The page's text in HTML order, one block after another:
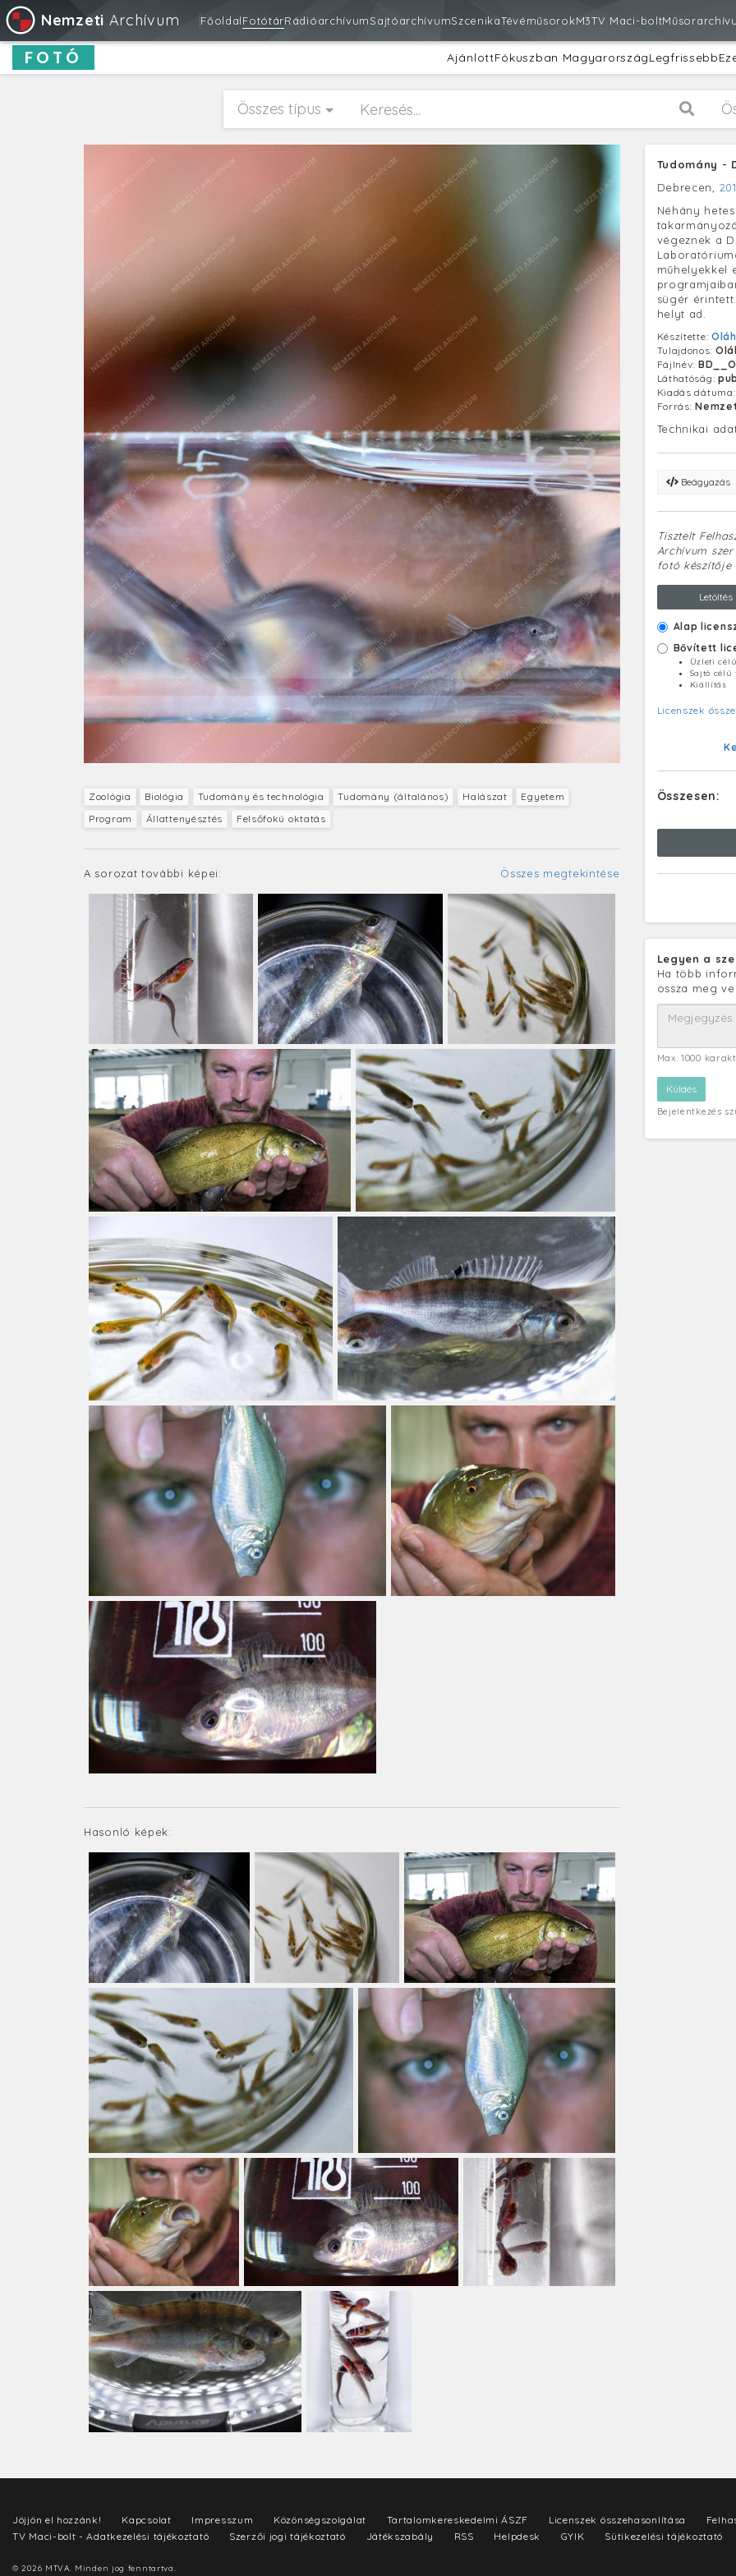
Nemzeti Archívum FőoldalFotótárRádióarchívumSajtóarchívumSzcenikaTévéműsorokM3TV Maci-bolt
FOTÓ AjánlottFókuszban MagyarországLegfrissebb
Összes típus
Zoológia Biológia Tudomány és technológia Tudomány (általános) Halászat
Egyetem
Program
Állattenyésztés Felsőfokú oktatás
A sorozat további képei: Összes megtekintése
Hasonló képek:
Tudomány -
Debrecen,
Néhány
végeznek a
műhelyekkel
sügér
helyt ad.
Készítette:
Tulajdonos:
Fájlnév:
Láthatóság:
Kiadás dátuma:
Forrás:
Technikai
Beágyazás
Tisztelt
Archívum
fotó készítője
Letöltés
Alap
Bővített
Üzleti
Sajtó
Kiállítás
Licenszek
Összesen:
Legyen a
Ha több
ossza meg
Max. 1000
Bejelentkezés
Jöjjön el hozzánk! Kapcsolat Impresszum Közönségszolgálat Tartalomkereskedelmi ÁSZF Licenszek összehasonlítása
TV Maci-bolt - Adatkezelési tájékoztató
Szerzői jogi tájékoztató Játékszabály RSS Helpdesk GYIK Sütikezelési tájékoztató
© 2026 MTVA. Minden jog fenntartva.